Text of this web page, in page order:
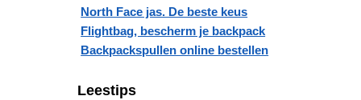
North Face jas. De beste keus
Flightbag, bescherm je backpack
Backpackspullen online bestellen
Leestips